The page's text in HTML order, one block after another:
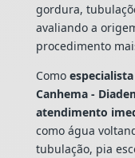
gordura,
avaliando a
procedimento
Como
Canhema -
atendimento
como água
tubulação, pia